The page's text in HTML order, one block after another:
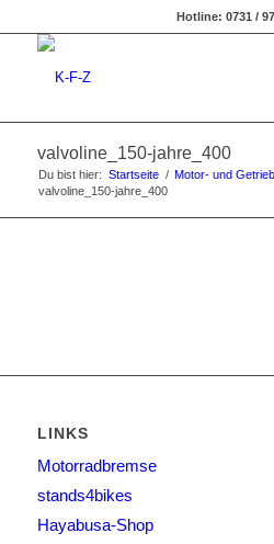
Hotline: 0731 /
valvoline_150-jahre_400
Du bist hier: Startseite / Motor- und
valvoline_150-jahre_400
LINKS
Motorradbremse
stands4bikes
Hayabusa-Shop